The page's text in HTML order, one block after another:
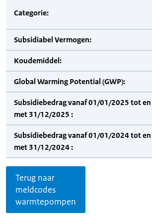
Categorie:
Subsidiabel Vermogen:
Koudemiddel:
Global Warming Potential (GWP):
Subsidiebedrag vanaf 01/01/2025 tot en
met 31/12/2025 :
Subsidiebedrag vanaf 01/01/2024 tot en
met 31/12/2024 :
Terug naar
meldcodes
warmtepompen